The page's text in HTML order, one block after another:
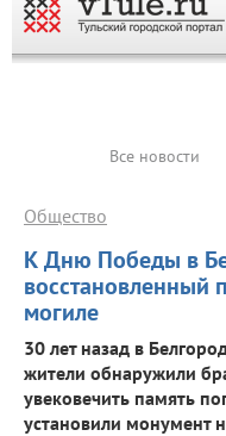
Все новости
К Дню Победы в
восстановленный
могиле
Общество
30 лет назад в
жители обнаружили
увековечить память
установили монумент